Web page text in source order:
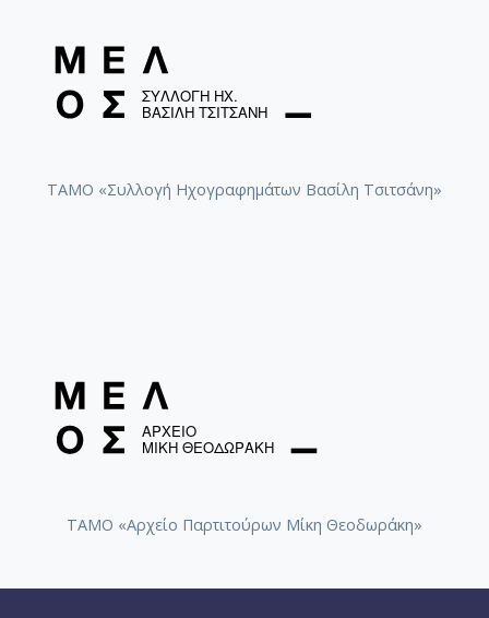
ΤΑΜΟ «Συλλογή Ηχογραφημάτων Βασίλη Τσιτσάνη»
ΤΑΜΟ «Αρχείο Παρτιτούρων Μίκη Θεοδωράκη»